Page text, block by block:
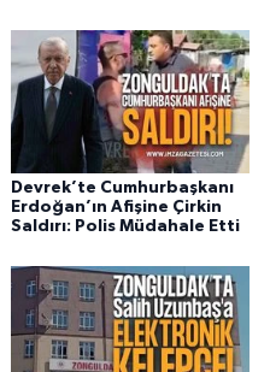
Devrek’te Cumhurbaşkanı
Erdoğan’ın Afişine Çirkin
Saldırı: Polis Müdahale Etti